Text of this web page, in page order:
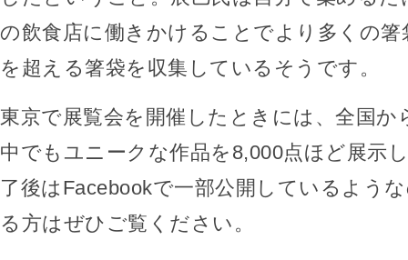
の飲食店に働きかけることでより多くの箸
を超える箸袋を収集しているそうです。
東京で展覧会を開催したときには、全国か
中でもユニークな作品を8,000点ほど展示
了後はFacebookで一部公開しているよう
る方はぜひご覧ください。